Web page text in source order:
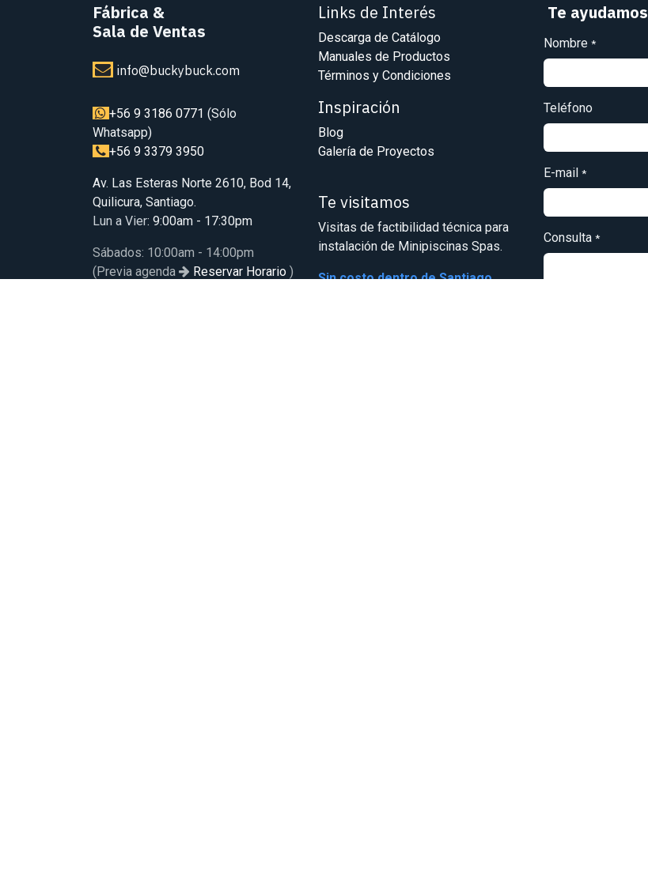
Fábrica &
Sala de Ventas
info@buckybuck.com
+56 9 3186 0771 (Sólo
Whatsapp)
+56 9 3379 3950
Av. Las Esteras Norte 2610, Bod 14,
Quilicura, Santiago.
Lun a Vier: 9:00am - 17:30pm
Sábados: 10:00am - 14:00pm
(Previa agenda
Reservar Horario )
Links de Interés
Descarga de Catálogo
Manuales de Productos
Términos y Condiciones
Inspiración
Blog
Galería de Proyectos
Te visitamos
Visitas de factibilidad técnica para
instalación de Minipiscinas Spas.
Sin costo dentro de Santiago
Te ayudamos
Nombre *
Teléfono
E-mail *
Consulta *